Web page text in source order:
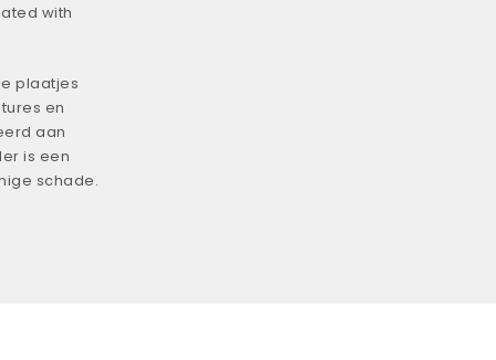
with
plaatjes
en
aan
is een
schade.